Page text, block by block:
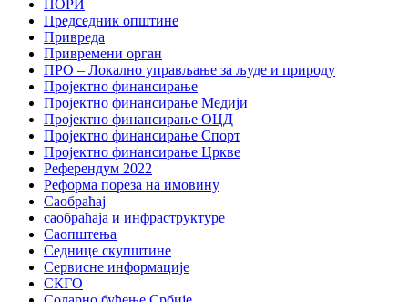
ПОРИ
Председник општине
Привреда
Привремени орган
ПРО – Локално управљање за људе и природу
Пројектно финансирање
Пројектно финансирање Медији
Пројектно финансирање ОЦД
Пројектно финансирање Спорт
Пројектно финансирање Цркве
Референдум 2022
Реформа пореза на имовину
Саобраћај
саобраћаја и инфраструктуре
Саопштења
Седнице скупштине
Сервисне информације
СКГО